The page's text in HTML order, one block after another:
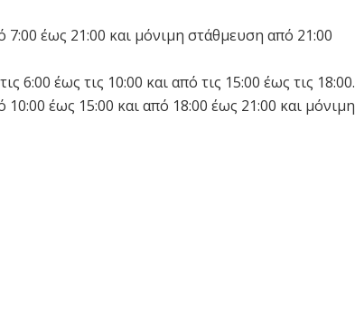
έως 21:00 και μόνιμη στάθμευση από 21:00
έως τις 10:00 και από τις 15:00 έως τις 18:00.
έως 15:00 και από 18:00 έως 21:00 και μόνιμη